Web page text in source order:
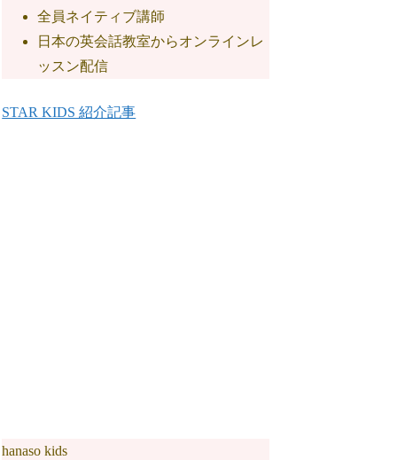
全員ネイティブ講師
日本の英会話教室からオンラインレ
ッスン配信
STAR KIDS 紹介記事
hanaso kids